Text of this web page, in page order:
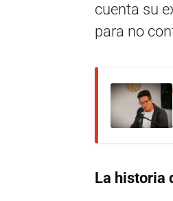
cuenta su
para no
La historia